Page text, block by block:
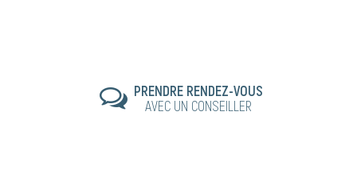
PRENDRE RENDEZ-VOUS
AVEC UN CONSEILLER